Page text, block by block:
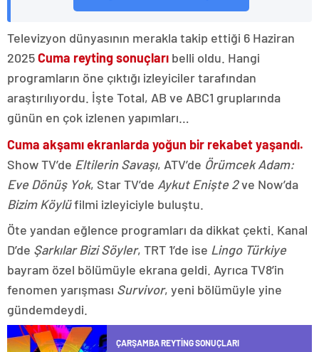
Televizyon dünyasının merakla takip ettiği 6 Haziran
2025Cuma reyting sonuçları belli oldu. Hangi
programların öne çıktığı izleyiciler tarafından
araştırılıyordu. İşte Total, AB ve ABC1 gruplarında
günün en çok izlenen yapımları…
Cuma akşamı ekranlarda yoğun bir rekabet yaşandı.
Show TV’de Eltilerin Savaşı, ATV’de Örümcek Adam:
Eve Dönüş Yok, Star TV’de Aykut Enişte 2ve Now’da
Bizim Köylüfilmi izleyiciyle buluştu.
Öte yandan eğlence programları da dikkat çekti. Kanal
D’de Şarkılar Bizi Söyler, TRT 1’de ise Lingo Türkiye
bayram özel bölümüyle ekrana geldi. Ayrıca TV8’in
fenomen yarışması Survivor, yeni bölümüyle yine
gündemdeydi.
ÇARŞAMBA REYTING SONUÇLARI